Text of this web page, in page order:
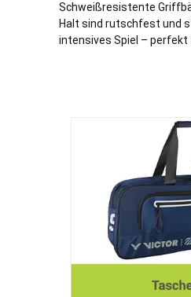
Schweißresistente
Halt sind rutschfest und
intensives Spiel – perfekt